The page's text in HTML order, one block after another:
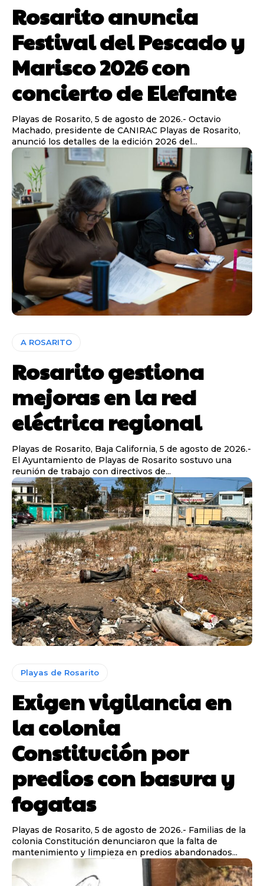
Rosarito anuncia
Festival del Pescado y
Marisco 2026 con
concierto de Elefante
Playas de Rosarito, 5 de agosto de 2026.- Octavio
Machado, presidente de CANIRAC Playas de Rosarito,
anunció los detalles de la edición 2026 del...
A ROSARITO
Rosarito gestiona
mejoras en la red
eléctrica regional
Playas de Rosarito, Baja California, 5 de agosto de 2026.-
El Ayuntamiento de Playas de Rosarito sostuvo una
reunión de trabajo con directivos de...
Playas de Rosarito
Exigen vigilancia en
la colonia
Constitución por
predios con basura y
fogatas
Playas de Rosarito, 5 de agosto de 2026.- Familias de la
colonia Constitución denunciaron que la falta de
mantenimiento y limpieza en predios abandonados...